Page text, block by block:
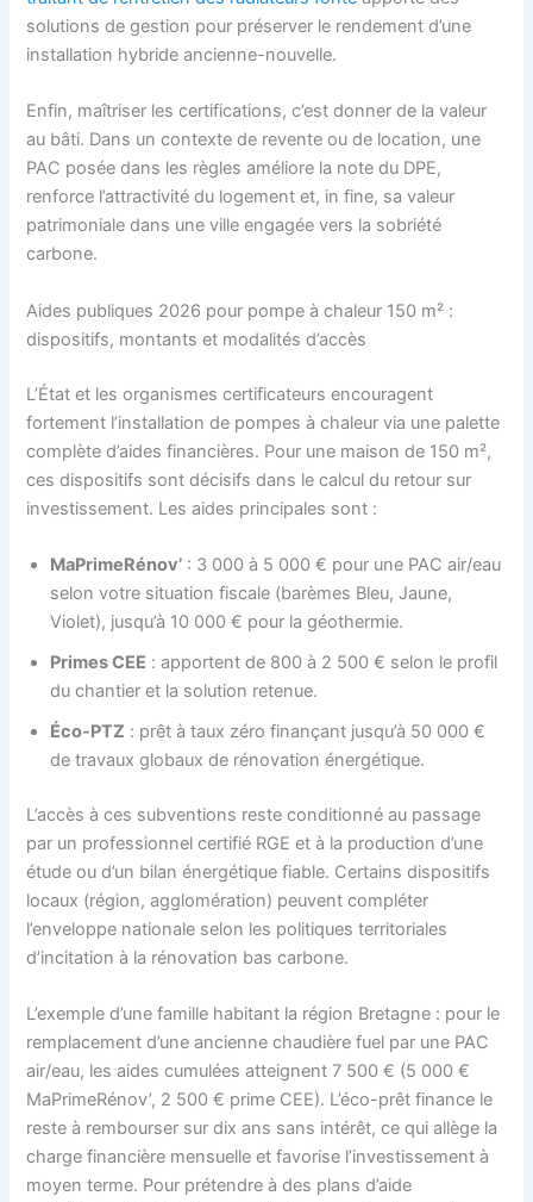
solutions de gestion pour préserver le rendement d’une
installation hybride ancienne-nouvelle.
Enfin, maîtriser les certifications, c’est donner de la valeur
au bâti. Dans un contexte de revente ou de location, une
PAC posée dans les règles améliore la note du DPE,
renforce l’attractivité du logement et, in fine, sa valeur
patrimoniale dans une ville engagée vers la sobriété
carbone.
Aides publiques 2026 pour pompe à chaleur 150 m² :
dispositifs, montants et modalités d’accès
L’État et les organismes certificateurs encouragent
fortement l’installation de pompes à chaleur via une palette
complète d’aides financières. Pour une maison de 150 m²,
ces dispositifs sont décisifs dans le calcul du retour sur
investissement. Les aides principales sont :
MaPrimeRénov’ : 3 000 à 5 000 € pour une PAC air/eau
selon votre situation fiscale (barèmes Bleu, Jaune,
Violet), jusqu’à 10 000 € pour la géothermie.
Primes CEE : apportent de 800 à 2 500 € selon le profil
du chantier et la solution retenue.
Éco-PTZ : prêt à taux zéro finançant jusqu’à 50 000 €
de travaux globaux de rénovation énergétique.
L’accès à ces subventions reste conditionné au passage
par un professionnel certifié RGE et à la production d’une
étude ou d’un bilan énergétique fiable. Certains dispositifs
locaux (région, agglomération) peuvent compléter
l’enveloppe nationale selon les politiques territoriales
d’incitation à la rénovation bas carbone.
L’exemple d’une famille habitant la région Bretagne : pour le
remplacement d’une ancienne chaudière fuel par une PAC
air/eau, les aides cumulées atteignent 7 500 € (5 000 €
MaPrimeRénov’, 2 500 € prime CEE). L’éco-prêt finance le
reste à rembourser sur dix ans sans intérêt, ce qui allège la
charge financière mensuelle et favorise l’investissement à
moyen terme. Pour prétendre à des plans d’aide